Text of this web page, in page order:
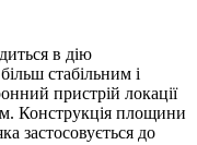
в дію
стабільним і
пристрій локації
Конструкція площини
застосовується до